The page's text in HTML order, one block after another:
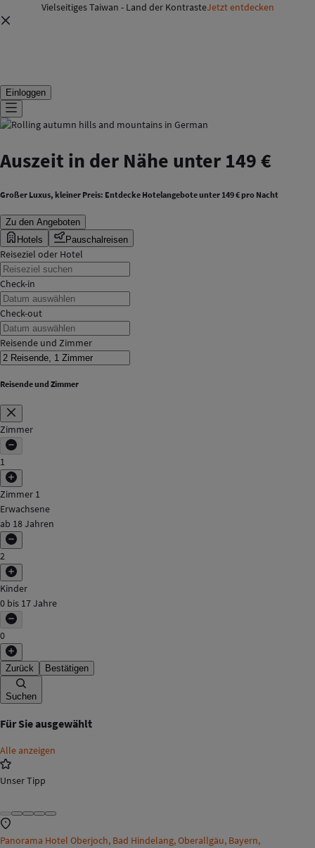
Vielseitiges Taiwan - Land der KontrasteJetzt entdecken
Einloggen
Auszeit in der Nähe unter 149 €
Großer Luxus, kleiner Preis: Entdecke Hotelangebote unter 149 € pro Nacht
Zu den Angeboten
Hotels
Pauschalreisen
Reiseziel oder Hotel
Check-in
Check-out
Reisende und Zimmer
Reisende und Zimmer
Zimmer
1
Zimmer 1
Erwachsene
ab 18 Jahren
2
Kinder
0 bis 17 Jahre
0
Zurück Bestätigen
Suchen
Für Sie ausgewählt
Alle anzeigen
Unser Tipp
Panorama Hotel Oberjoch, Bad Hindelang, Oberallgäu, Bayern,